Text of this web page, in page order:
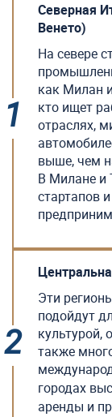
Северная
Венето)
На севере
как Милан
кто ищет
отраслях,
выше, чем
В Милане и
стартапов
Эти
подойдут
культурой,
также
городах
аренды и